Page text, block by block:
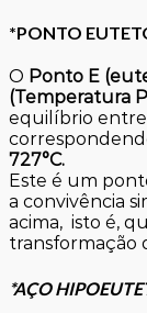
*PONTO
O Ponto E
(Temperatura
equilíbrio entre
727°C.
Este é um
a convivência
acima, isto é,
transformação
*AÇO